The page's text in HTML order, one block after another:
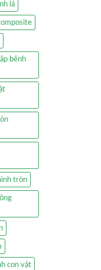
lá
bênh
tròn
con vật